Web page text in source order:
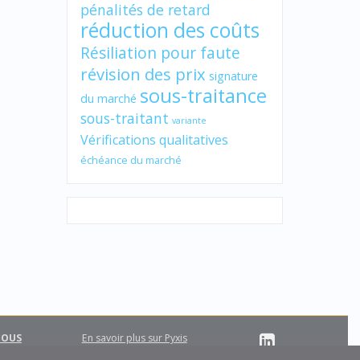
pénalités de retard
réduction des coûts
Résiliation pour faute
révision des prix signature
du marché sous-traitance
sous-traitant variante
Vérifications qualitatives
échéance du marché
En savoir plus sur Pyxis